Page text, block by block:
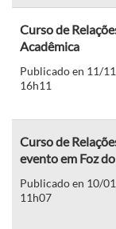
Curso de
Acadêmica
Publicado en 11/
16h11
Curso de
evento em Foz
Publicado en 10/
11h07